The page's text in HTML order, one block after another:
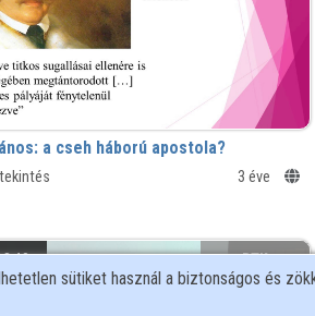
a cseh háború apostola?
3 éve
BTK
sütiket használ a biztonságos és